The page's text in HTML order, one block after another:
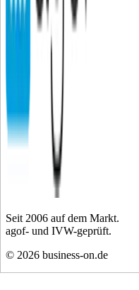
Seit2006 auf dem Markt.
agof- und IVW-geprüft.
© 2026 business-on.de